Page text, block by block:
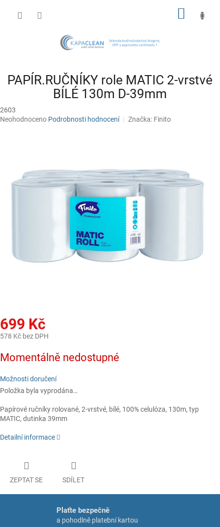
PAPÍR.RUČNÍKY role MATIC 2-vrstvé
BÍLÉ 130m D-39mm
2603
Průměrné
hvězdiček.
Neohodnoceno Podrobnosti hodnocení Značka: Finito
699 Kč
578 Kč bez DPH
cena:
Momentálně nedostupné
Možnosti doručení
Položka byla vyprodána…
Papírové ručníky rolované, 2-vrstvé, bílé, 100% celulóza, 130m, typ
MATIC, dutinka 39mm
Detailní informace
ZEPTAT SE SDÍLET
Plaťte bezpečně
a pohodlně platební kartou